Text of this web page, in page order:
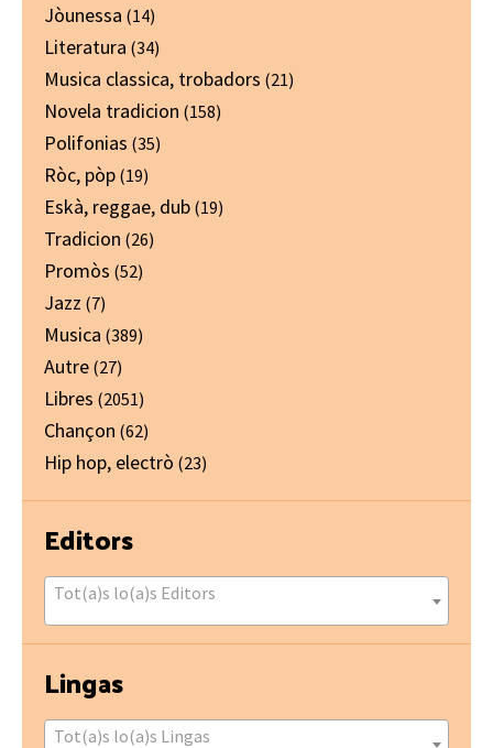
Jòunessa (14)
Literatura (34)
Musica classica, trobadors (21)
Novela tradicion (158)
Polifonias (35)
Ròc, pòp (19)
Eskà, reggae, dub (19)
Tradicion (26)
Promòs (52)
Jazz (7)
Musica (389)
Autre (27)
Libres (2051)
Chançon (62)
Hip hop, electrò (23)
Editors
Tot(a)s lo(a)s Editors
Lingas
Tot(a)s lo(a)s Lingas